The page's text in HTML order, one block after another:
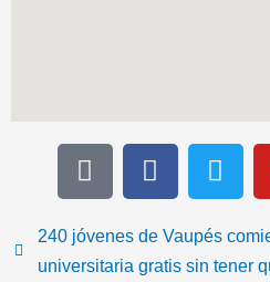
T
i
t
o
F
a
e
b
T
w
t
t
240 jóvenes de Vaupés
universitaria gratis sin tener